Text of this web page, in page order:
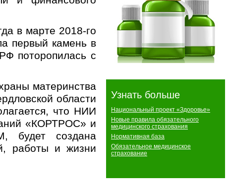
Узнать больше
Национальный проект «Здоровье»
Новые правила обязательного
медицинского страхования
Нормативная база
Обязательное медицинское
страхование
в марте 2018-го
первый камень в
поторопилась с
материнства
области
что НИИ
«КОРТРОС» и
будет создана
работы и жизни